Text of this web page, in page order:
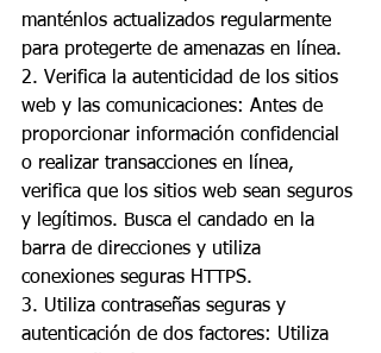
manténlos actualizados regularmente
para protegerte de amenazas en línea.
2. Verifica la autenticidad de los sitios
web y las comunicaciones: Antes de
proporcionar información confidencial
o realizar transacciones en línea,
verifica que los sitios web sean seguros
y legítimos. Busca el candado en la
barra de direcciones y utiliza
conexiones seguras HTTPS.
3. Utiliza contraseñas seguras y
autenticación de dos factores: Utiliza